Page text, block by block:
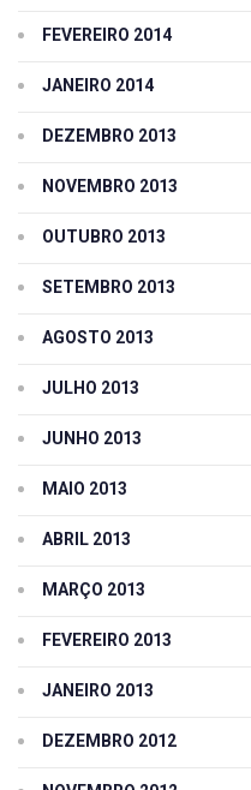
FEVEREIRO 2014
JANEIRO 2014
DEZEMBRO 2013
NOVEMBRO 2013
OUTUBRO 2013
SETEMBRO 2013
AGOSTO 2013
JULHO 2013
JUNHO 2013
MAIO 2013
ABRIL 2013
MARÇO 2013
FEVEREIRO 2013
JANEIRO 2013
DEZEMBRO 2012